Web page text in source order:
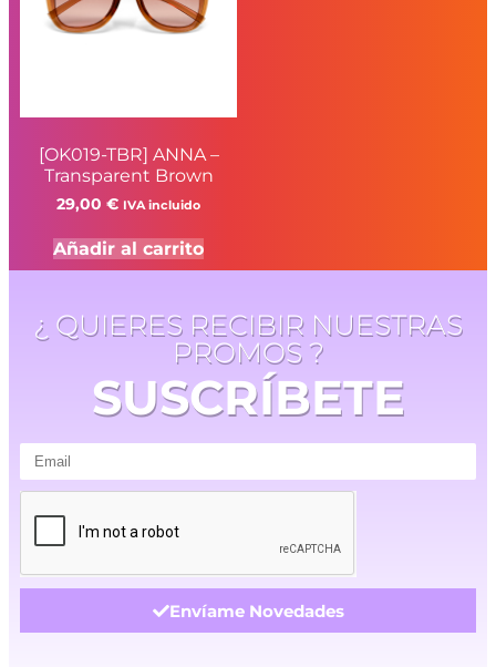
[OK019-TBR] ANNA –
Transparent Brown
29,00 € IVA incluido
Añadir al carrito
¿ QUIERES RECIBIR NUESTRAS
PROMOS ?
SUSCRÍBETE
Envíame Novedades